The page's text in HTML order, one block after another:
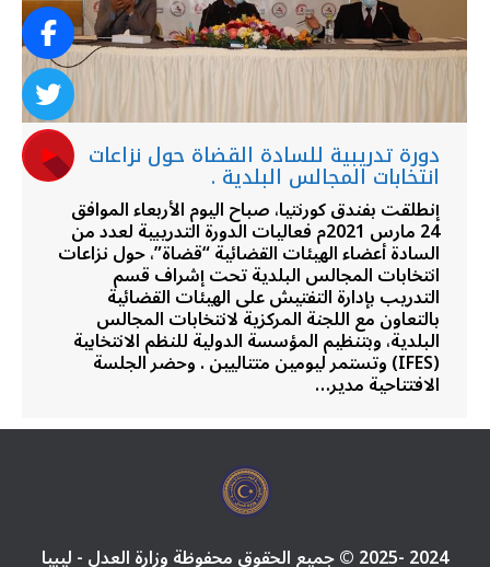
دورة تدريبية للسادة القضاة حول نزاعات
انتخابات المجالس البلدية .
إنطلقت بفندق كورنتيا، صباح اليوم الأربعاء الموافق
24 مارس 2021م فعاليات الدورة التدريبية لعدد من
السادة أعضاء الهيئات القضائية “قضاة”، حول نزاعات
انتخابات المجالس البلدية تحت إشراف قسم
التدريب بإدارة التفتيش على الهيئات القضائية
بالتعاون مع اللجنة المركزية لانتخابات المجالس
البلدية، وبتنظيم المؤسسة الدولية للنظم الانتخابية
(IFES) وتستمر ليومين متتاليين . وحضر الجلسة
الافتتاحية مدير…
2024 -2025 © جميع الحقوق محفوظة وزارة العدل - ليبيا